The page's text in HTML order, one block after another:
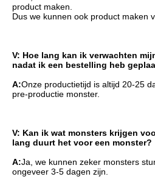
product maken.
Dus we kunnen ook product maken
V: Hoe lang kan ik verwachten
nadat ik een bestelling heb
A:Onze productietijd is altijd 20-25
pre-productie monster.
V: Kan ik wat monsters krijgen
lang duurt het voor een monster?
A:Ja, we kunnen zeker monsters
ongeveer 3-5 dagen zijn.